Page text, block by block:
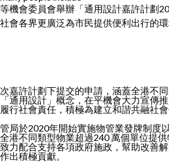
機會委員會舉辦「通用設計嘉許計劃
會各界更廣泛為市民提供便利出行的
嘉許計劃下提交的申請，涵蓋全港不
通用設計」概念，在平機會大力宣傳
行社會責任，積極為建立和諧共融社會
局於2020年開始實施物管業發牌制度
港不同類型物業超過240 萬個單位提
力配合支持各項政府施政，幫助改善
出積極貢獻。